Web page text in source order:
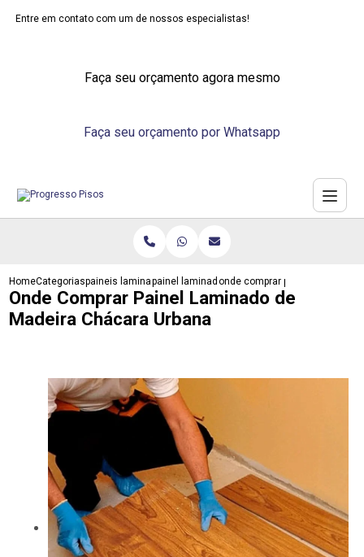
Entre em contato com um de nossos especialistas!
Faça seu orçamento agora mesmo
Faça seu orçamento por Whatsapp
HomeCategoriaspaineis laminadospainel laminado para paredeonde comprar painel laminado
Onde Comprar Painel Laminado de
Madeira Chácara Urbana